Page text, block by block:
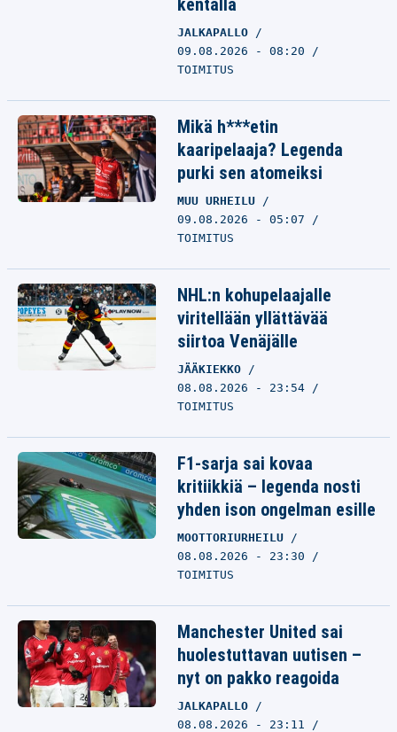
kentällä
JALKAPALLO
09.08.2026 - 08:20
TOIMITUS
Mikä h***etin
kaaripelaaja? Legenda
purki sen atomeiksi
MUU URHEILU
09.08.2026 - 05:07
TOIMITUS
NHL:n kohupelaajalle
viritellään yllättävää
siirtoa Venäjälle
JÄÄKIEKKO
08.08.2026 - 23:54
TOIMITUS
F1-sarja sai kovaa
kritiikkiä – legenda nosti
yhden ison ongelman esille
MOOTTORIURHEILU
08.08.2026 - 23:30
TOIMITUS
Manchester United sai
huolestuttavan uutisen –
nyt on pakko reagoida
JALKAPALLO
08.08.2026 - 23:11